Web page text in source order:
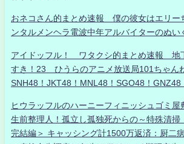
おネコさん的まとめ速報 僕の彼女はエリー
ンタルメンヘラ電波中年アルバイターのぬい
アイドッフル！ ワタクシ的まとめ速報 地
すき！23 ひうらのアニメ放送局101ちゃん
SNH48！JKT48！MNL48！SGO48！GNZ48
ヒウラッフルのハーニーフィニッシュゴミ屋
生前整理人！孤立し孤独死からの～特殊清掃
完結編＞ キャッシング計1500万返済：厨二